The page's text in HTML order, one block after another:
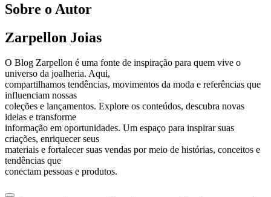
Sobre o Autor
Zarpellon Joias
O Blog Zarpellon é uma fonte de inspiração para quem vive o
universo da joalheria. Aqui,
compartilhamos tendências, movimentos da moda e referências que
influenciam nossas
coleções e lançamentos. Explore os conteúdos, descubra novas
ideias e transforme
informação em oportunidades. Um espaço para inspirar suas
criações, enriquecer seus
materiais e fortalecer suas vendas por meio de histórias, conceitos e
tendências que
conectam pessoas e produtos.